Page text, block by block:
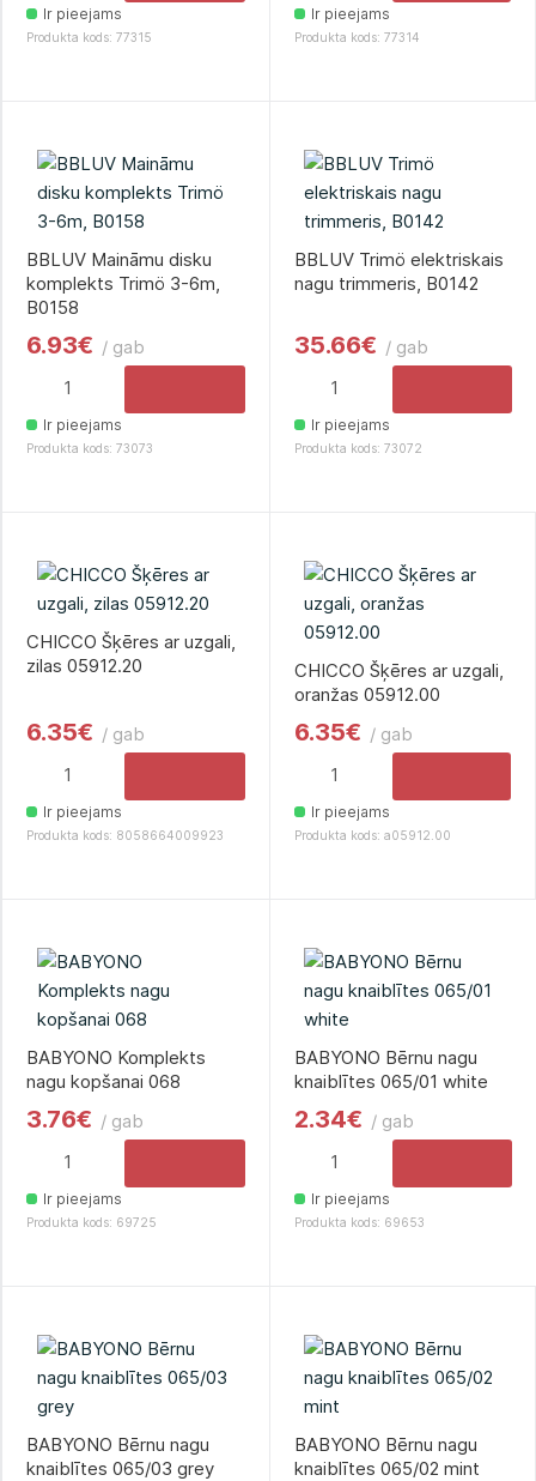
Ir pieejams
Produkta kods: 77315
Ir pieejams
Produkta kods: 77314
BBLUV Maināmu disku
komplekts Trimö 3-6m,
B0158
6.93€ / gab
Ir pieejams
Produkta kods: 73073
BBLUV Trimö elektriskais
nagu trimmeris, B0142
35.66€ / gab
Ir pieejams
Produkta kods: 73072
CHICCO Šķēres ar uzgali,
zilas 05912.20
6.35€ / gab
Ir pieejams
Produkta kods: 8058664009923
CHICCO Šķēres ar uzgali,
oranžas 05912.00
6.35€ / gab
Ir pieejams
Produkta kods: a05912.00
BABYONO Komplekts
nagu kopšanai 068
3.76€ / gab
Ir pieejams
Produkta kods: 69725
BABYONO Bērnu nagu
knaiblītes 065/01 white
2.34€ / gab
Ir pieejams
Produkta kods: 69653
BABYONO Bērnu nagu
knaiblītes 065/03 grey
BABYONO Bērnu nagu
knaiblītes 065/02 mint